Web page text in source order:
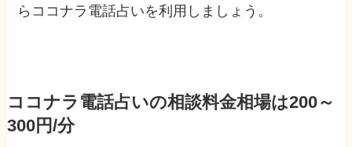
らココナラ電話占いを利用しましょう。
ココナラ電話占いの相談料金相場は200～
300円/分